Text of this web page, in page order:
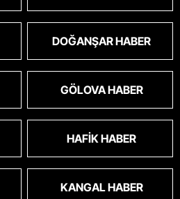
DOĞANŞAR HABER
GÖLOVA HABER
HAFIK HABER
KANGAL HABER